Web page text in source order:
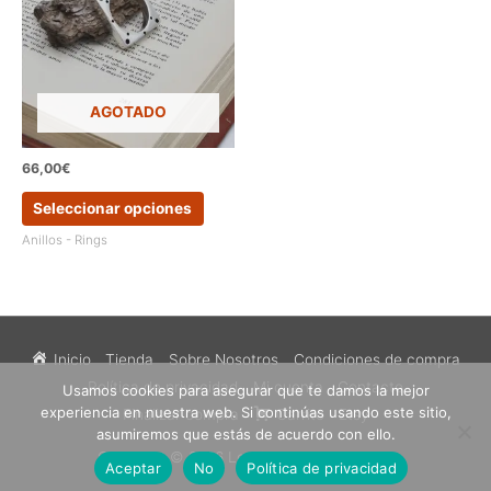
pueden
la
página
de
producto
AGOTADO
66,00€
Seleccionar opciones
Este
elegir
en
la
página
de
Anillos - Rings
Inicio Tienda Sobre Nosotros
Condiciones de compra
Política de privacidad
Mi cuenta
Contacto
Finalizar compra
Carrito Etsy
Copyright © 2026 Los Sueños de Catalina
Usamos cookies para asegurar que te damos la mejor
experiencia en nuestra web. Si continúas usando este sitio,
asumiremos que estás de acuerdo con ello.
Aceptar
No Política de privacidad